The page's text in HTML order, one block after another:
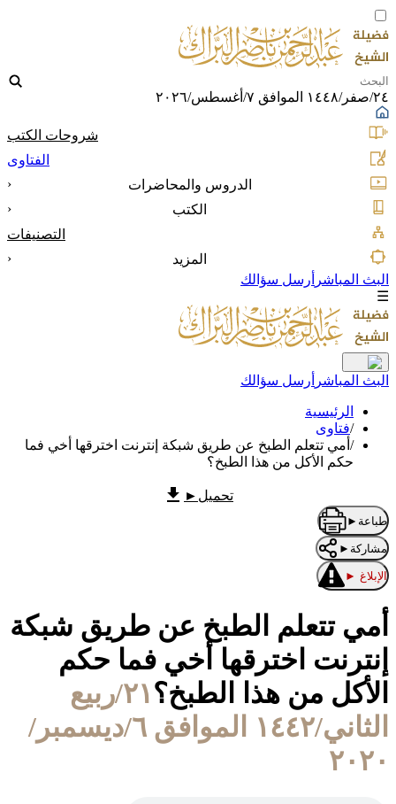
٢٤/صفر/١٤٤٨ الموافق ٧/أغسطس/٢٠٢٦
شروحات الكتب
الفتاوى
الدروس والمحاضرات
‹
الكتب
‹
التصنيفات
المزيد
‹
البث المباشر أرسل سؤالك
☰
البث المباشر أرسل سؤالك
الرئيسية
/فتاوى
/ أمي تتعلم الطبخ عن طريق شبكة إنترنت اخترقها أخي فما
حكم الأكل من هذا الطبخ؟
تحميل ►
طباعة ►
مشاركة ►
الإبلاغ ►
أمي تتعلم الطبخ عن طريق شبكة
إنترنت اخترقها أخي فما حكم
الأكل من هذا الطبخ؟
٢١/ربيع
الثاني/١٤٤٢ الموافق ٦/ديسمبر/
٢٠٢٠